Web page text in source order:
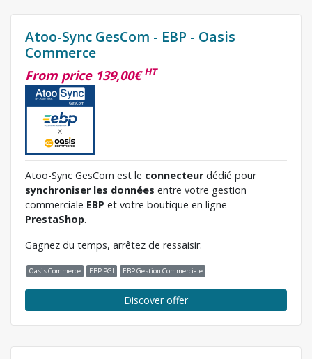
Atoo-Sync GesCom - EBP - Oasis
Commerce
From price 139,00€HT
Atoo-Sync GesCom est le connecteurdédié pour
synchroniser les données entre votre gestion
commerciale EBP et votre boutique en ligne
PrestaShop.
Gagnez du temps, arrêtez de ressaisir.
Oasis Commerce EBP PGI EBP Gestion Commerciale
Discover offer